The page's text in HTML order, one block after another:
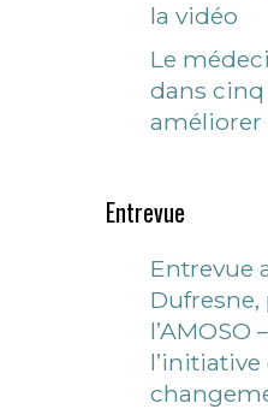
la vidéo
Le
dans
améliorer
Entrevue
Entrevue
l’AMOSO
l’initiative